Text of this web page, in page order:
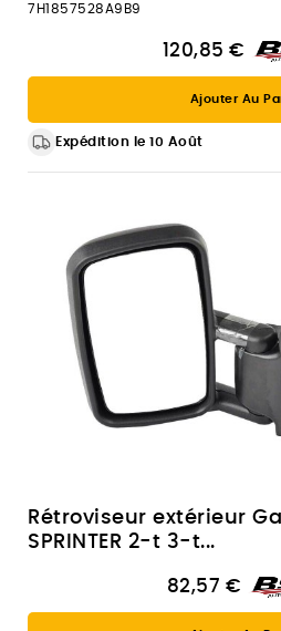
7H1857528A9B9
120,85 €
Ajouter Au
Expédition le 10 Août
Rétroviseur extérieur
SPRINTER 2-t 3-t...
82,57 €